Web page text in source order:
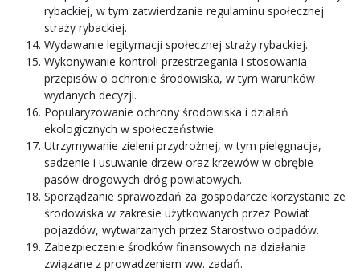
rybackiej, w tym zatwierdzanie regulaminu społecznej
straży rybackiej.
Wydawanie legitymacji społecznej straży rybackiej.
Wykonywanie kontroli przestrzegania i stosowania
przepisów o ochronie środowiska, w tym warunków
wydanych decyzji.
Popularyzowanie ochrony środowiska i działań
ekologicznych w społeczeństwie.
Utrzymywanie zieleni przydrożnej, w tym pielęgnacja,
sadzenie i usuwanie drzew oraz krzewów w obrębie
pasów drogowych dróg powiatowych.
Sporządzanie sprawozdań za gospodarcze korzystanie ze
środowiska w zakresie użytkowanych przez Powiat
pojazdów, wytwarzanych przez Starostwo odpadów.
Zabezpieczenie środków finansowych na działania
związane z prowadzeniem ww. zadań.